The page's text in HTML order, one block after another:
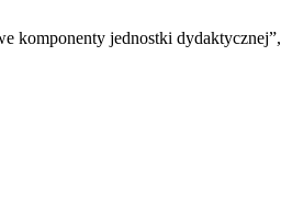
komponenty jednostki dydaktycznej”,